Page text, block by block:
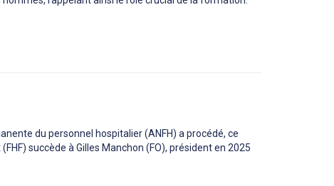
du personnel hospitalier (ANFH) a procédé, ce
succède à Gilles Manchon (FO), président en 2025